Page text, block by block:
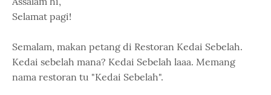
Selamat pagi!
Semalam, makan petang di Restoran Kedai Sebelah.
Kedai sebelah mana? Kedai Sebelah laaa. Memang
nama restoran tu "Kedai Sebelah".